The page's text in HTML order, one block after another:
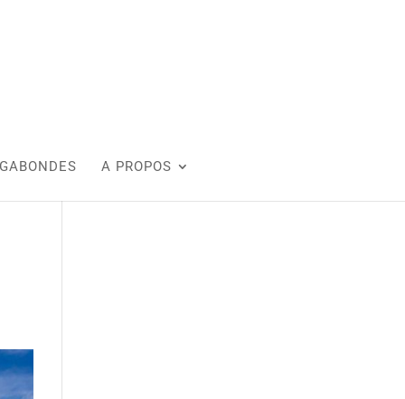
A PROPOS